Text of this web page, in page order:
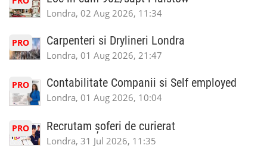
Londra, 02 Aug 2026, 11:34
PRO Carpenteri si Drylineri Londra
Londra, 01 Aug 2026, 21:47
PRO Contabilitate Companii si Self employed
Londra, 01 Aug 2026, 10:04
PRO Recrutam șoferi de curierat
Londra, 31 Jul 2026, 11:35